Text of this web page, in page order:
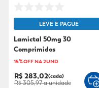
LEVE E PAGUE
Lamictal 50mg 30
Comprimidos
15%OFF NA 2UND
R$ 283,02(cada)
R$ 305,97a unidade